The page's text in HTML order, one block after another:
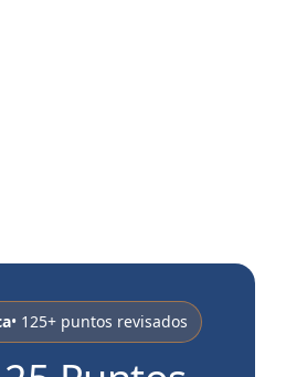
• 125+ puntos revisados